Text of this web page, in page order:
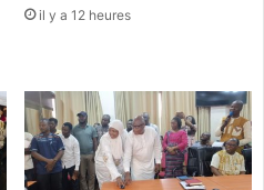
il y a 12 heures